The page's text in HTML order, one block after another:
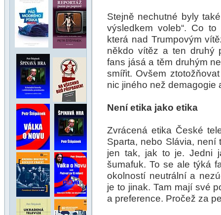
Stejně nechutné byly
výsledkem voleb“. Co
která nad Trumpovým
někdo vítěz a ten druhý
fans jásá a těm druhým
smířit. Ovšem
nic jiného než demagogie
Není etika jako etika
Zvrácená etika České
Sparta, nebo Slávia,
jen tak, jak to je. Jedni
šumafuk. To se ale týká
okolností neutrální a
je to jinak. Tam mají své
a preference. Pročež za